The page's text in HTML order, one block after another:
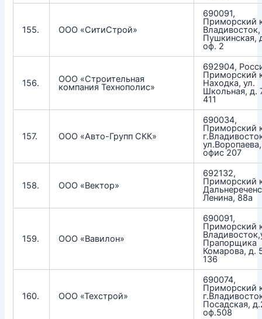
155. ООО «СитиСтрой»
690091,
Приморский
Владивосток,
Пушкинская,
оф. 2
156. ООО «Строительная
компания Технополис»
692904,
Приморский
Находка, ул.
Школьная, д.
411
157. ООО «Авто-Групп СКК»
690034,
Приморский
ул.Воропаева,
офис 207
158. ООО «Вектор»
692132,
Приморский
Ленина, 88а
159. ООО «Вавилон»
690091,
Приморский
Прапорщика
Комарова, д.
136
160. ООО «Техстрой»
690074,
Приморский
Посадская,
оф.508